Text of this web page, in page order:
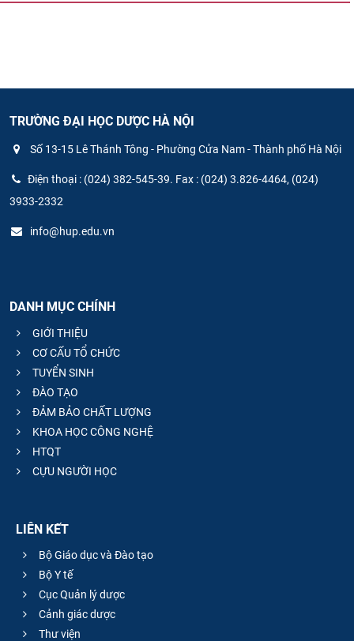
TRƯỜNG ĐẠI HỌC DƯỢC HÀ NỘI
Số 13-15 Lê Thánh Tông - Phường Cửa Nam - Thành phố Hà Nội
Điện thoại : (024) 382-545-39. Fax : (024) 3.826-4464, (024)
3933-2332
info@hup.edu.vn
DANH MỤC CHÍNH
GIỚI THIỆU
CƠ CẤU TỔ CHỨC
TUYỂN SINH
ĐÀO TẠO
ĐẢM BẢO CHẤT LƯỢNG
KHOA HỌC CÔNG NGHỆ
HTQT
CỰU NGƯỜI HỌC
LIÊN KẾT
Bộ Giáo dục và Đào tạo
Bộ Y tế
Cục Quản lý dược
Cảnh giác dược
Thư viện